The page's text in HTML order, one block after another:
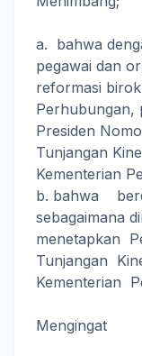
a. bahwa
pegawai dan
reformasi
Perhubungan,
Presiden
Tunjangan
Kementerian
b. bahwa
sebagaimana
menetapkan
Tunjangan
Kementerian
Mengingat